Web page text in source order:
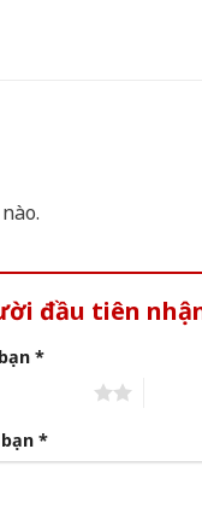
đầu tiên nhận
*
*